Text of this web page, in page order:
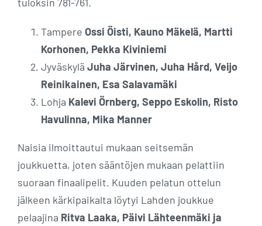
Tampere Ossi Öisti, Kauno Mäkelä, Martti
Korhonen, Pekka Kiviniemi
Jyväskylä Juha Järvinen, Juha Hård, Veijo
Reinikainen, Esa Salavamäki
Lohja Kalevi Örnberg, Seppo Eskolin, Risto
Havulinna, Mika Manner
Naisia ilmoittautui mukaan seitsemän
joukkuetta, joten sääntöjen mukaan pelattiin
suoraan finaalipelit. Kuuden pelatun ottelun
jälkeen kärkipaikalta löytyi Lahden joukkue
pelaajina Ritva Laaka, Päivi Lähteenmäki ja